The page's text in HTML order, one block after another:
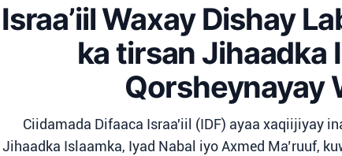
Israa’iil Waxay Dishay
ka tirsan Jihaadka
Qorsheynayay
Ciidamada Difaaca Israa'iil (IDF) ayaa xaqiijiyay
Jihaadka Islaamka, Iyad Nabal iyo Axmed Ma’ruuf,